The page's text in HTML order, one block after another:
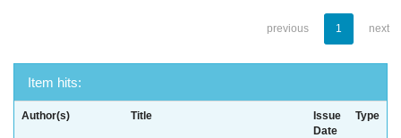
previous 1 next
Item hits:
Author(s) Title
Issue
Date
Type